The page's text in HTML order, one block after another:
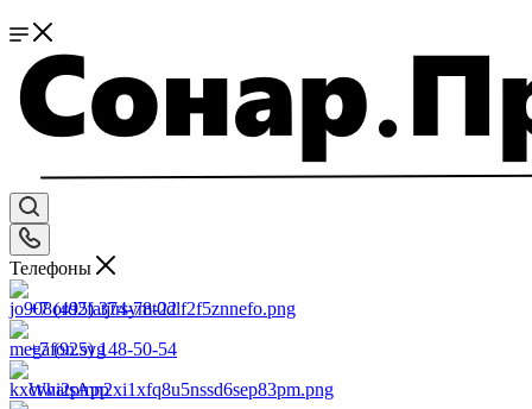
Телефоны
+7 (495) 374-78-22
+7 (925) 148-50-54
WhatsApp